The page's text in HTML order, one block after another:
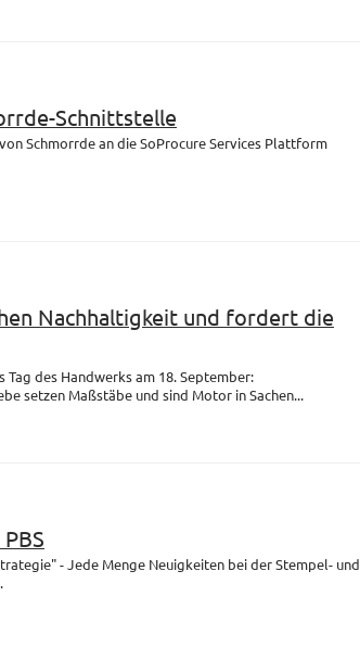
Schnittstelle
Schmorrde an die SoProcure Services Plattform
Nachhaltigkeit und fordert die
des Handwerks am 18. September:
setzen Maßstäbe und sind Motor in Sachen...
- Jede Menge Neuigkeiten bei der Stempel- und